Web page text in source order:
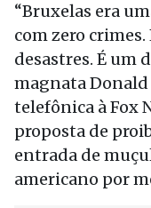
“Bruxelas era
com zero crimes.
desastres. É um
magnata
telefônica à Fox
proposta de
entrada de
americano por